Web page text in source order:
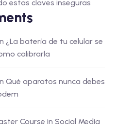
estas claves inseguras
¿La batería de tu celular se
calibrarla
Qué aparatos nunca debes
Course in Social Media